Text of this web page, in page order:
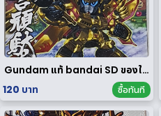
Gundam แท้ bandai SD ของใหม่
120 บาท
ซื้อทันที